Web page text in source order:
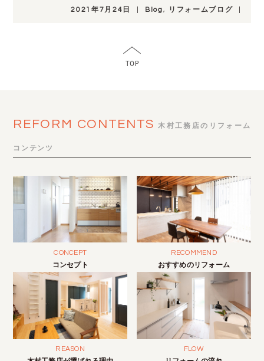
2021年7月24日 Blog, リフォームブログ
REFORM CONTENTS 木村工務店のリフォーム
コンテンツ
CONCEPT
コンセプト
RECOMMEND
おすすめのリフォーム
REASON
FLOW